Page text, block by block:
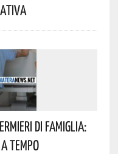
Di Famiglia:
Tempo